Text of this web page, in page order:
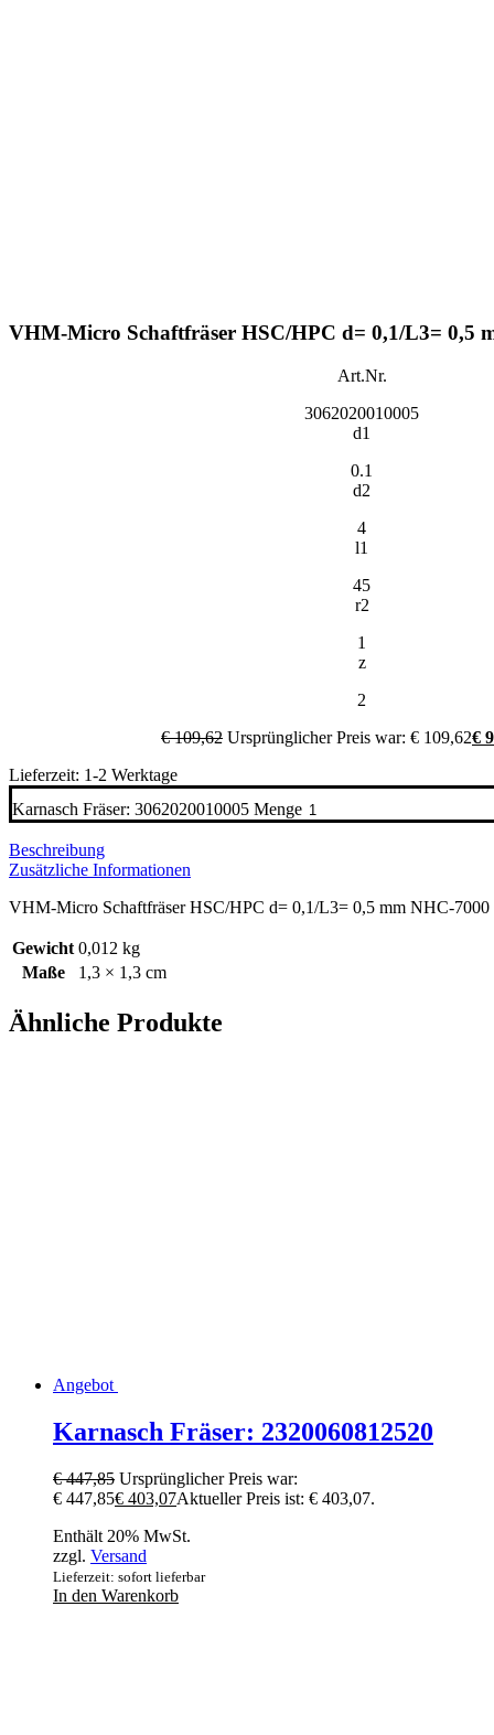
VHM-Micro Schaftfräser HSC/HPC d= 0,1/L3= 0,5
Art.Nr.
3062020010005
d1
0.1
d2
4
l1
45
r2
1
z
2
€109,62 Ursprünglicher Preis war: € 109,62€
Lieferzeit: 1-2 Werktage
Karnasch Fräser: 3062020010005 Menge
Beschreibung
Zusätzliche Informationen
VHM-Micro Schaftfräser HSC/HPC d= 0,1/L3= 0,5 mm NHC-7000
Gewicht 0,012 kg
Maße
1,3 × 1,3 cm
Ähnliche Produkte
Angebot
Karnasch Fräser: 2320060812520
€447,85 Ursprünglicher Preis war:
€ 447,85€ 403,07Aktueller Preis ist: € 403,07.
Enthält 20% MwSt.
zzgl. Versand
Lieferzeit: sofort lieferbar
In den Warenkorb